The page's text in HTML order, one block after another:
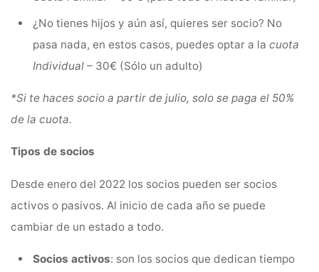
¿No tienes hijos y aún así, quieres ser socio? No
pasa nada, en estos casos, puedes optar a la cuota
Individual– 30€ (Sólo un adulto)
*Si te haces socio a partir de julio, solo se paga el 50%
de la cuota.
Tipos de socios
Desde enero del 2022 los socios pueden ser socios
activos o pasivos. Al inicio de cada año se puede
cambiar de un estado a todo.
Socios activos: son los socios que dedican tiempo